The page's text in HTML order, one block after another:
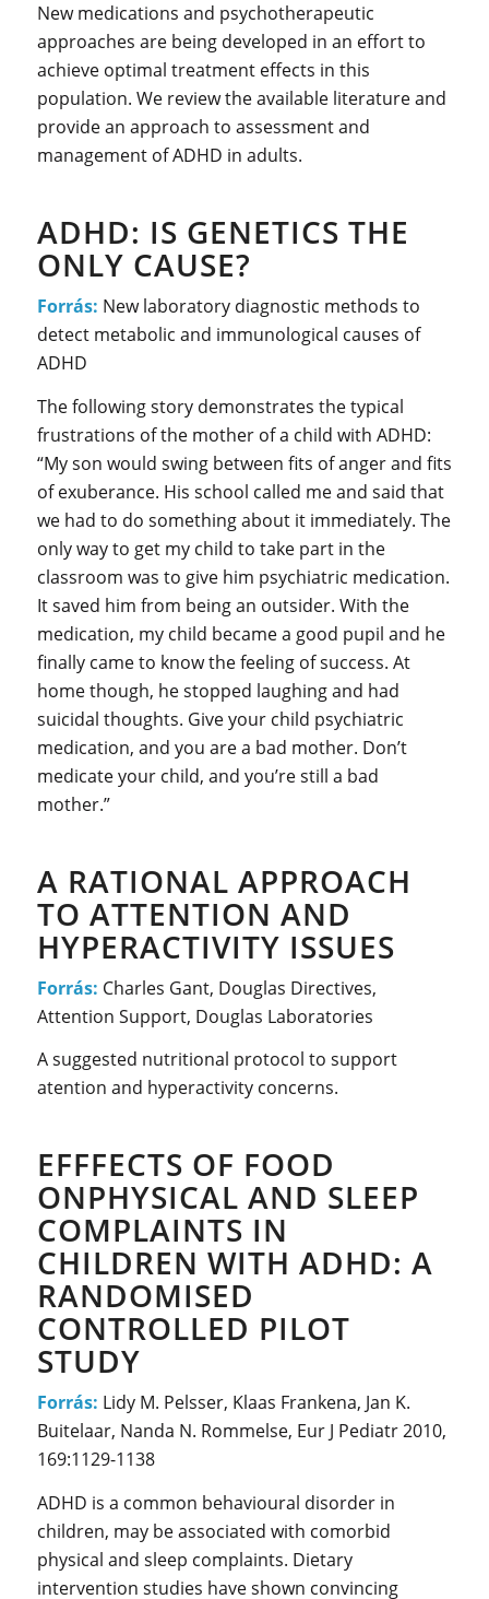
New medications and psychotherapeutic
approaches are being developed in an effort to
achieve optimal treatment effects in this
population. We review the available literature and
provide an approach to assessment and
management of ADHD in adults.
ADHD: IS GENETICS THE
ONLY CAUSE?
Forrás: New laboratory diagnostic methods to
detect metabolic and immunological causes of
ADHD
The following story demonstrates the typical
frustrations of the mother of a child with ADHD:
“My son would swing between fits of anger and fits
of exuberance. His school called me and said that
we had to do something about it immediately. The
only way to get my child to take part in the
classroom was to give him psychiatric medication.
It saved him from being an outsider. With the
medication, my child became a good pupil and he
finally came to know the feeling of success. At
home though, he stopped laughing and had
suicidal thoughts. Give your child psychiatric
medication, and you are a bad mother. Don’t
medicate your child, and you’re still a bad
mother.”
A RATIONAL APPROACH
TO ATTENTION AND
HYPERACTIVITY ISSUES
Forrás: Charles Gant, Douglas Directives,
Attention Support, Douglas Laboratories
A suggested nutritional protocol to support
atention and hyperactivity concerns.
EFFFECTS OF FOOD
ONPHYSICAL AND SLEEP
COMPLAINTS IN
CHILDREN WITH ADHD: A
RANDOMISED
CONTROLLED PILOT
STUDY
Forrás: Lidy M. Pelsser, Klaas Frankena, Jan K.
Buitelaar, Nanda N. Rommelse, Eur J Pediatr 2010,
169:1129-1138
ADHD is a common behavioural disorder in
children, may be associated with comorbid
physical and sleep complaints. Dietary
intervention studies have shown convincing